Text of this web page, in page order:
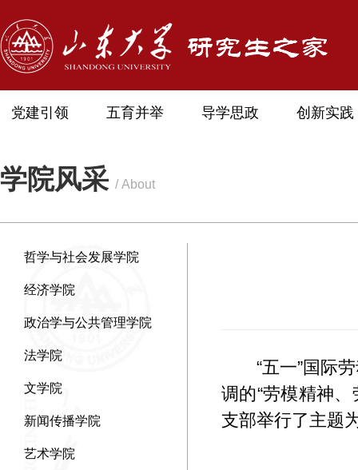
党建引领 五育并举 导学思政 创新实践
学院风采 / About
哲学与社会发展学院
经济学院
政治学与公共管理学院
法学院
文学院
新闻传播学院
艺术学院
“五一”国际
调的“劳模精神
支部举行了主题